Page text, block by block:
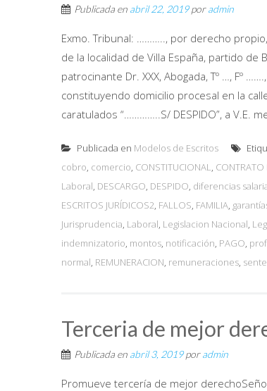
Publicada en abril 22, 2019poradmin
Exmo. Tribunal: ……….., por derecho
de la localidad de Villa España, partido de
patrocinante Dr. XXX, Abogada, Tº …, Fº
constituyendo domicilio procesal en la
caratulados “…………..S/ DESPIDO”, a V.E.
Publicada en Modelos de Escritos
cobro, comercio, CONSTITUCIONAL, CONTRATO
Laboral, DESCARGO, DESPIDO, diferencias
ESCRITOS JURÍDICOS2, FALLOS, FAMILIA,
Jurisprudencia, Laboral, Legislacion Nacional,
indemnizatorio, montos, notificación, PAGO,
normal, REMUNERACION, remuneraciones,
Terceria de mejor
Publicada en abril 3, 2019poradmin
Promueve tercería de mejor